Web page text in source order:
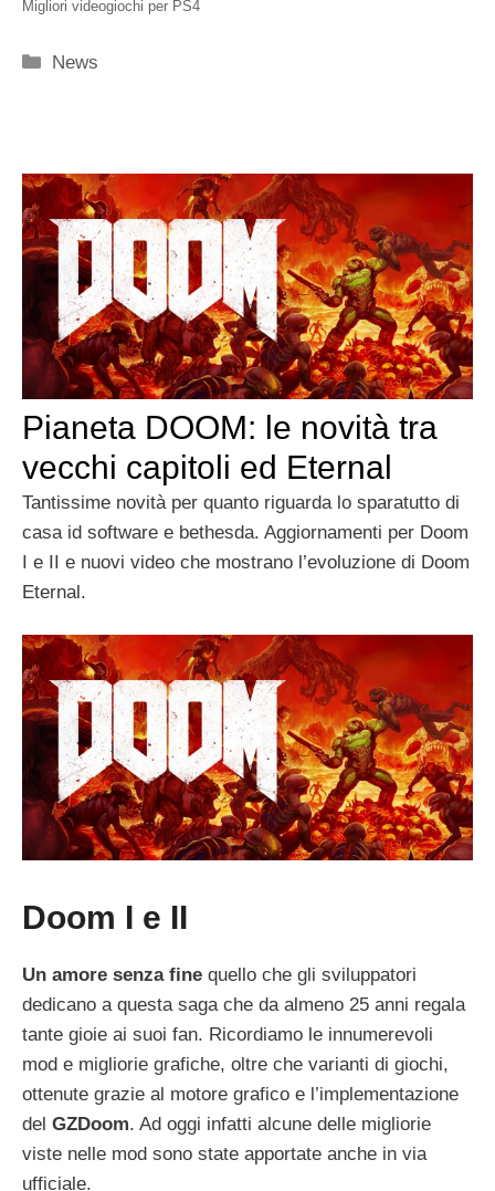
Migliori videogiochi per PS4
Categorie
News
Pianeta DOOM: le novità tra
vecchi capitoli ed Eternal
Tantissime novità per quanto riguarda lo sparatutto di
casa id software e bethesda. Aggiornamenti per Doom
I e II e nuovi video che mostrano l’evoluzione di Doom
Eternal.
Doom I e II
Un amore senza fine quello che gli sviluppatori
dedicano a questa saga che da almeno 25 anni regala
tante gioie ai suoi fan. Ricordiamo le innumerevoli
mod e migliorie grafiche, oltre che varianti di giochi,
ottenute grazie al motore grafico e l’implementazione
del GZDoom. Ad oggi infatti alcune delle migliorie
viste nelle mod sono state apportate anche in via
ufficiale.